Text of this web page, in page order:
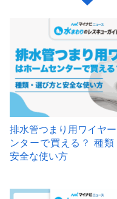
排水管つまり用ワイヤ
ンターで買える？ 種類
安全な使い方